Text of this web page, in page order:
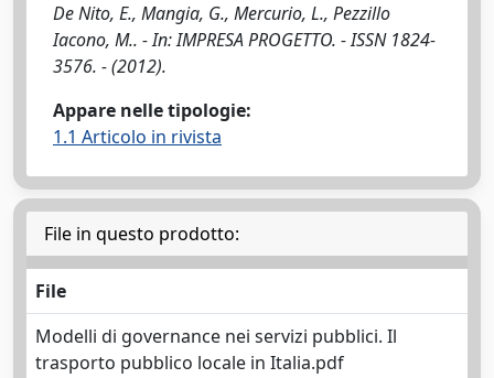
De Nito, E., Mangia, G., Mercurio, L., Pezzillo
Iacono, M.. - In: IMPRESA PROGETTO. - ISSN 1824-
3576. - (2012).
Appare nelle tipologie:
1.1 Articolo in rivista
File in questo prodotto:
File
Modelli di governance nei servizi pubblici. Il
trasporto pubblico locale in Italia.pdf